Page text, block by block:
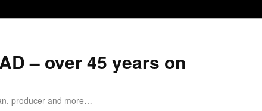
– over 45 years on
producer and more…